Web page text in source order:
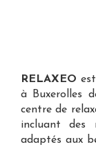
RELAXEO
à Buxerolles
centre de
incluant des
adaptés aux